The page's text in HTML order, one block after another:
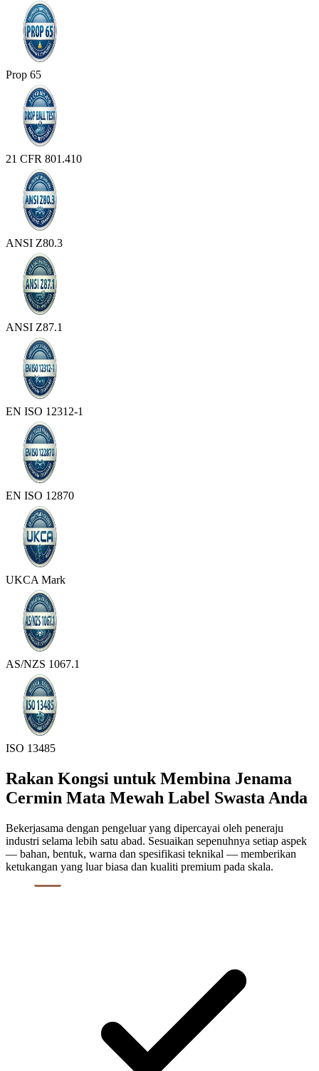
Prop 65
21 CFR 801.410
ANSI Z80.3
ANSI Z87.1
EN ISO 12312-1
EN ISO 12870
UKCA Mark
AS/NZS 1067.1
ISO 13485
Rakan Kongsi untuk Membina Jenama
Cermin Mata Mewah Label Swasta Anda
Bekerjasama dengan pengeluar yang dipercayai oleh peneraju
industri selama lebih satu abad. Sesuaikan sepenuhnya setiap aspek
— bahan, bentuk, warna dan spesifikasi teknikal — memberikan
ketukangan yang luar biasa dan kualiti premium pada skala.